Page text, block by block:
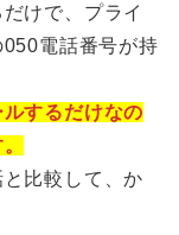
けで、プライ
電話番号が持
するだけなの
比較して、か